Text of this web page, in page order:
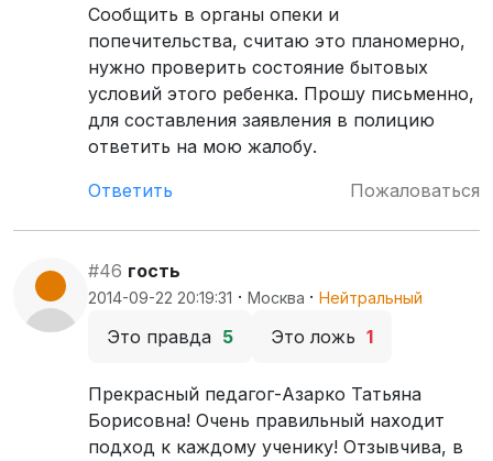
Сообщить в органы опеки и
попечительства, считаю это планомерно,
нужно проверить состояние бытовых
условий этого ребенка. Прошу письменно,
для составления заявления в полицию
ответить на мою жалобу.
Ответить
Пожаловаться
#46 гость
2014-09-22 20:19:31 · Москва · Нейтральный
Это правда 5 Это ложь 1
Прекрасный педагог-Азарко Татьяна
Борисовна! Очень правильный находит
подход к каждому ученику! Отзывчива, в